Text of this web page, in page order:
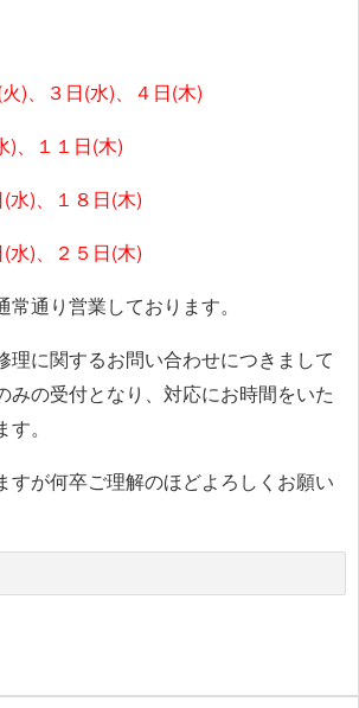
)、３日(水)、４日(木)
)、１１日(木)
水)、１８日(木)
水)、２５日(木)
通り営業しております。
理に関するお問い合わせにつきまして
みの受付となり、対応にお時間をいた
。
すが何卒ご理解のほどよろしくお願い